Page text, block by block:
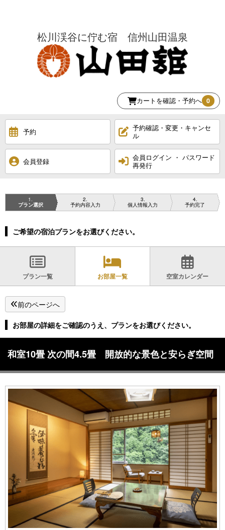
松川渓谷に佇む宿 信州山田温泉
カートを確認・予約へ 0
予約
予約確認・変更・キャンセ
ル
会員登録
会員ログイン ・ パスワード
再発行
1
プラン選択
2
予約内容入力
3
個人情報入力
4
予約完了
ご希望の宿泊プランをお選びください。
プラン一覧 お部屋一覧 空室カレンダー
前のページへ
お部屋の詳細をご確認のうえ、プランをお選びください。
和室10畳 次の間4.5畳 開放的な景色と安らぎ空間